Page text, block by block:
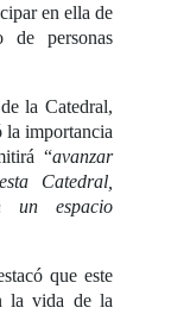
en ella de
de personas
la Catedral,
la importancia
“avanzar
Catedral,
un espacio
que este
la vida de la